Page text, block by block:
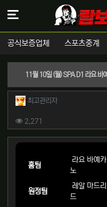
공식보증업체 스포츠중계
작성자 정보
최고관리자작성
컨텐츠 정보
2,271
본문
홈팀
라요 바예카
노
원정팀
레알 마드리
드